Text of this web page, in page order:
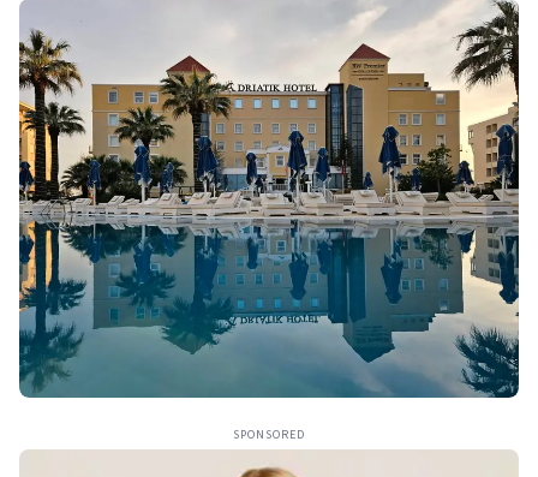
SPONSORED